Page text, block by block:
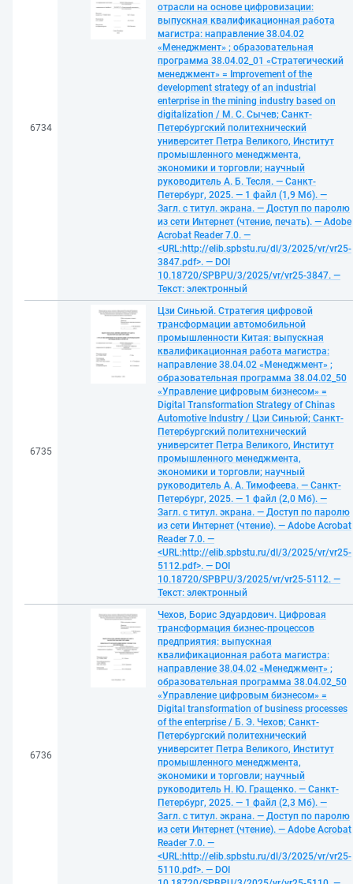
6734
отрасли на основе цифровизации:
выпускная квалификационная работа
магистра: направление 38.04.02
«Менеджмент» ; образовательная
программа 38.04.02_01 «Стратегический
менеджмент» = Improvement of the
development strategy of an industrial
enterprise in the mining industry based on
digitalization / М. С. Сычев; Санкт-
Петербургский политехнический
университет Петра Великого, Институт
промышленного менеджмента,
экономики и торговли; научный
руководитель А. Б. Тесля. — Санкт-
Петербург, 2025. — 1 файл (1,9 Мб). —
Загл. с титул. экрана. — Доступ по паролю
из сети Интернет (чтение, печать). — Adobe
Acrobat Reader 7.0. —
<URL:http://elib.spbstu.ru/dl/3/2025/vr/vr25-
3847.pdf>. — DOI
10.18720/SPBPU/3/2025/vr/vr25-3847. —
Текст: электронный
6735
Цзи Синьюй. Стратегия цифровой
трансформации автомобильной
промышленности Китая: выпускная
квалификационная работа магистра:
направление 38.04.02 «Менеджмент» ;
образовательная программа 38.04.02_50
«Управление цифровым бизнесом» =
Digital Transformation Strategy of Chinas
Automotive Industry / Цзи Синьюй; Санкт-
Петербургский политехнический
университет Петра Великого, Институт
промышленного менеджмента,
экономики и торговли; научный
руководитель А. А. Тимофеева. — Санкт-
Петербург, 2025. — 1 файл (2,0 Мб). —
Загл. с титул. экрана. — Доступ по паролю
из сети Интернет (чтение). — Adobe Acrobat
Reader 7.0. —
<URL:http://elib.spbstu.ru/dl/3/2025/vr/vr25-
5112.pdf>. — DOI
10.18720/SPBPU/3/2025/vr/vr25-5112. —
Текст: электронный
6736
Чехов, Борис Эдуардович. Цифровая
трансформация бизнес-процессов
предприятия: выпускная
квалификационная работа магистра:
направление 38.04.02 «Менеджмент» ;
образовательная программа 38.04.02_50
«Управление цифровым бизнесом» =
Digital transformation of business processes
of the enterprise / Б. Э. Чехов; Санкт-
Петербургский политехнический
университет Петра Великого, Институт
промышленного менеджмента,
экономики и торговли; научный
руководитель Н. Ю. Гращенко. — Санкт-
Петербург, 2025. — 1 файл (2,3 Мб). —
Загл. с титул. экрана. — Доступ по паролю
из сети Интернет (чтение). — Adobe Acrobat
Reader 7.0. —
<URL:http://elib.spbstu.ru/dl/3/2025/vr/vr25-
5110.pdf>. — DOI